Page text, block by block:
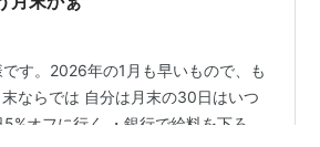
す。2026年の1月も早いもので、も
ならでは 自分は月末の30日はいつ
オフに行く ・銀行で給料を下ろ